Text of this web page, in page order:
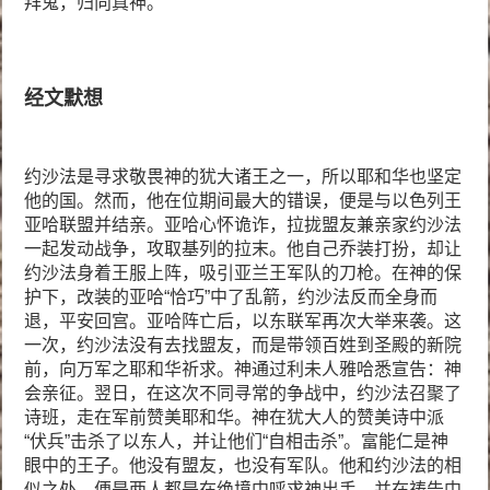
经文默想
约沙法是寻求敬畏神的犹大诸王之一，所以耶和华也坚定
他的国。然而，他在位期间最大的错误，便是与以色列王
亚哈联盟并结亲。亚哈心怀诡诈，拉拢盟友兼亲家约沙法
一起发动战争，攻取基列的拉末。他自己乔装打扮，却让
约沙法身着王服上阵，吸引亚兰王军队的刀枪。在神的保
护下，改装的亚哈“恰巧”中了乱箭，约沙法反而全身而
退，平安回宫。亚哈阵亡后，以东联军再次大举来袭。这
一次，约沙法没有去找盟友，而是带领百姓到圣殿的新院
前，向万军之耶和华祈求。神通过利未人雅哈悉宣告：神
会亲征。翌日，在这次不同寻常的争战中，约沙法召聚了
诗班，走在军前赞美耶和华。神在犹大人的赞美诗中派
“伏兵”击杀了以东人，并让他们“自相击杀”。富能仁是神
眼中的王子。他没有盟友，也没有军队。他和约沙法的相